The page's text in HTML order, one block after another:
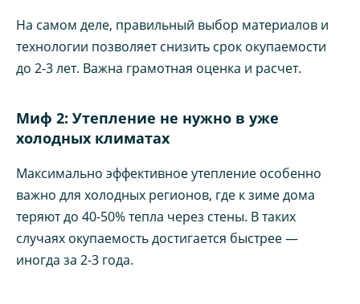
На самом деле, правильный выбор материалов и
технологии позволяет снизить срок окупаемости
до 2-3 лет. Важна грамотная оценка и расчет.
Миф 2: Утепление не нужно в уже
холодных климатах
Максимально эффективное утепление особенно
важно для холодных регионов, где к зиме дома
теряют до 40-50% тепла через стены. В таких
случаях окупаемость достигается быстрее —
иногда за 2-3 года.